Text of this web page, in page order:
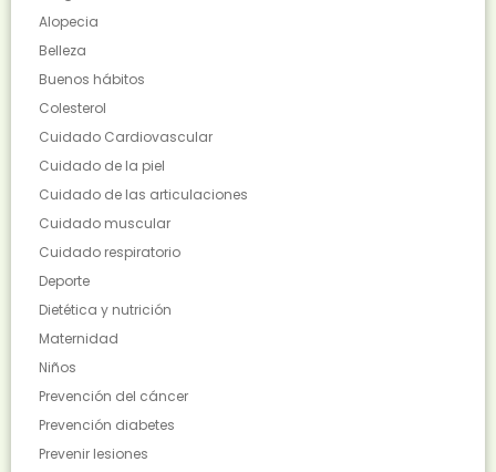
Alopecia
Belleza
Buenos hábitos
Colesterol
Cuidado Cardiovascular
Cuidado de la piel
Cuidado de las articulaciones
Cuidado muscular
Cuidado respiratorio
Deporte
Dietética y nutrición
Maternidad
Niños
Prevención del cáncer
Prevención diabetes
Prevenir lesiones